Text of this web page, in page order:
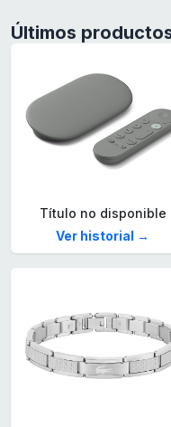
Últimos
Título no disponible
Ver historial →